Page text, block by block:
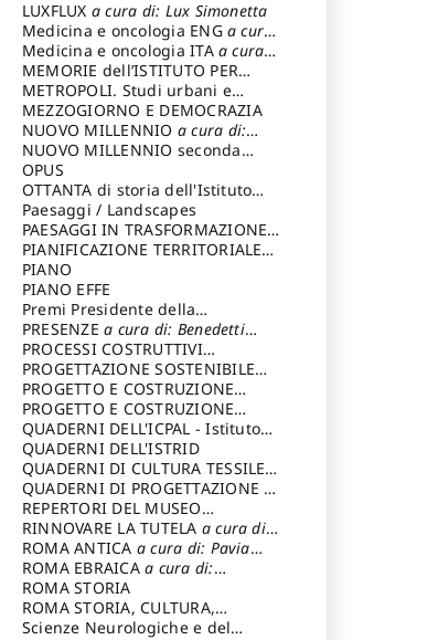
LUXFLUX a cura di: Lux Simonetta
Medicina e oncologia ENG a cura
di: Lopez Massimo
Medicina e oncologia ITA a cura
di: Lopez Massimo
MEMORIE dell’ISTITUTO PER
STORIA DEL RISORGIMENTO
METROPOLI. Studi urbani e
regionali
MEZZOGIORNO E DEMOCRAZIA
NUOVO MILLENNIO a cura di:
Capaldo Pellegrino
NUOVO MILLENNIO seconda
serie
Francesco
OPUS
OTTANTA di storia dell'Istituto
storia dell’Istitutoa cura di:
Cavalieri Patrizia
Paesaggi / Landscapes
PAESAGGI IN TRASFORMAZIONEa
cura di: Corti Enrico A.
PIANIFICAZIONE TERRITORIALE
URBANISTICA ED AMBIENTALE
cura di: Costa Enrico
PIANO
PIANO EFFE
Premi Presidente della
Repubblica
PRESENZEa cura di: Benedetti
Sandro
PROCESSI COSTRUTTIVI
DELL'ARCHITETTURAa cura di:
Ippoliti Alessandro
PROGETTAZIONE SOSTENIBILE
PARTECIPATA
PROGETTO E COSTRUZIONE
DELL’ARCHITETTURA
PROGETTO E COSTRUZIONE
SOSTENIBILE
QUADERNI DELL'ICPAL - Istituto
centrale per il restauro e la
conservazione del patrimonio
archivistico e librario
QUADERNI DELL'ISTRID
QUADERNI DI CULTURA TESSILEa
cura di: Crispolti Livia
QUADERNI DI PROGETTAZIONE a
cura di: Giura Longo Tommaso
REPERTORI DEL MUSEO
CENTRALE DEL RISORGIMENTOa
cura di: Pizzo Marco
RINNOVARE LA TUTELA a cura di:
Cicalò Enrico
ROMA ANTICA a cura di: Pavia
Carlo
ROMA EBRAICAa cura di:
Procaccia Claudio
ROMA STORIA
ROMA STORIA, CULTURA,
IMMAGINEa cura di: Fagiolo
Scienze Neurologiche e del